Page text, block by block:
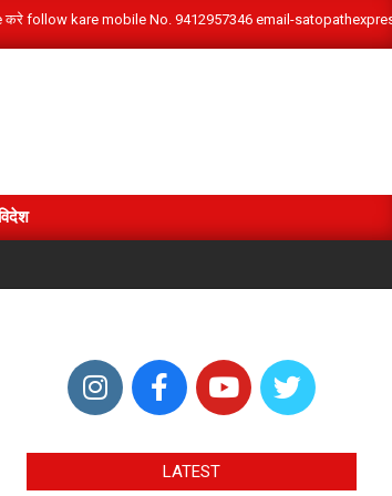
करे follow kare mobile No. 9412957346 email-
LATEST